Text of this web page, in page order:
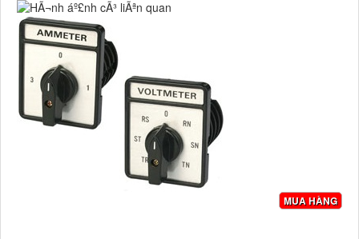
MUA HÀNG